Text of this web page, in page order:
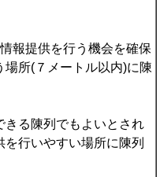
報提供を行う機会を確保
場所(７メートル以内)に陳
る陳列でもよいとされ
行いやすい場所に陳列